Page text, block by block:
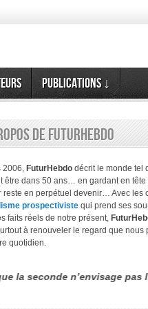
Publications ↓
de FuturHebdo
2006, FuturHebdo décrit le monde tel
être dans 50 ans… en gardant en tête
reste en perpétuel devenir… Avec les
prospectiviste qui prend ses
faits réels de notre présent,
à renouveler le regard que nous
quotidien.
n’envisage pas